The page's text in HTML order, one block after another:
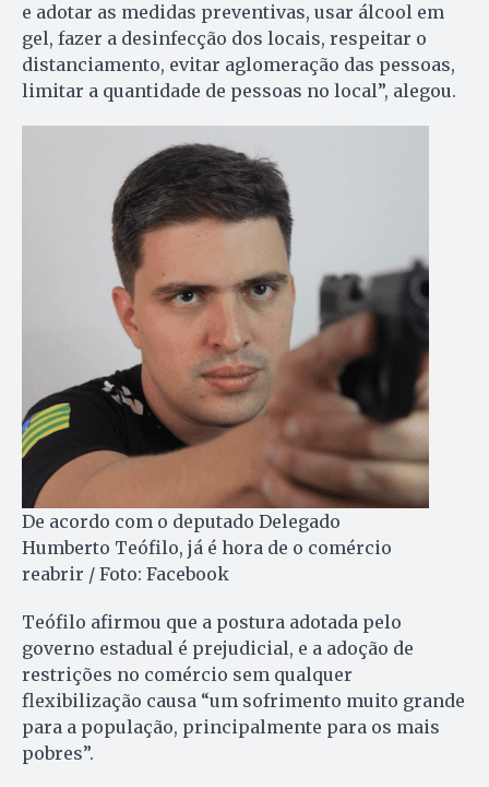
e adotar as medidas preventivas, usar álcool em
gel, fazer a desinfecção dos locais, respeitar o
distanciamento, evitar aglomeração das pessoas,
limitar a quantidade de pessoas no local”, alegou.
De acordo com o deputado Delegado
Humberto Teófilo, já é hora de o comércio
reabrir / Foto: Facebook
Teófilo afirmou que a postura adotada pelo
governo estadual é prejudicial, e a adoção de
restrições no comércio sem qualquer
flexibilização causa “um sofrimento muito grande
para a população, principalmente para os mais
pobres”.